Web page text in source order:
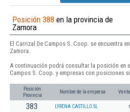
Posición 388 en la provincia de
Zamora
El Carrizal De Campos S. Coop. se encuentra
Zamora.
A continuación podrá consultar la posición en
Campos S. Coop. y empresas con posiciones
Posición
Provincia
Nombre de la empresa
383 LYRENA CASTILLO SL